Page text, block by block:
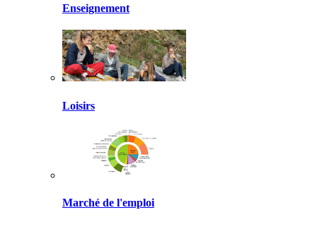
Enseignement
Loisirs
Marché de l'emploi